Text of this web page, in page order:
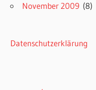
November 2009 (8)
Datenschutzerklärung